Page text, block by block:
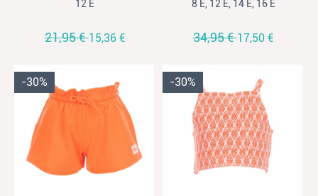
12 Ε
21,95 €15,36 €
8 Ε, 12 Ε, 14 Ε, 16 Ε
34,95 €17,50 €
-30% -30%